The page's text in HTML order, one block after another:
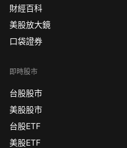
財經百科
美股放大鏡
口袋證券
即時股市
台股股市
美股股市
台股ETF
美股ETF